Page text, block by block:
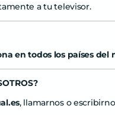
a tu televisor.
en todos los países del
, llamarnos o